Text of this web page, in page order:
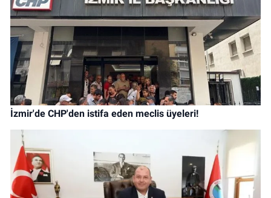
İzmir'de CHP'den istifa eden meclis üyeleri!